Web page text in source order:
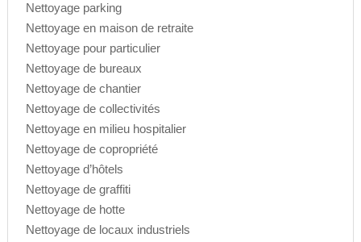
Nettoyage parking
Nettoyage en maison de retraite
Nettoyage pour particulier
Nettoyage de bureaux
Nettoyage de chantier
Nettoyage de collectivités
Nettoyage en milieu hospitalier
Nettoyage de copropriété
Nettoyage d’hôtels
Nettoyage de graffiti
Nettoyage de hotte
Nettoyage de locaux industriels